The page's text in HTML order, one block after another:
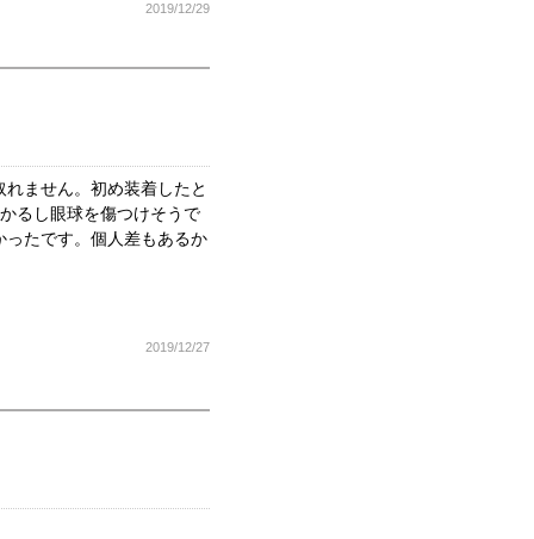
2019/12/29
ません。初め装着したと
るし眼球を傷つけそうで
たです。個人差もあるか
2019/12/27